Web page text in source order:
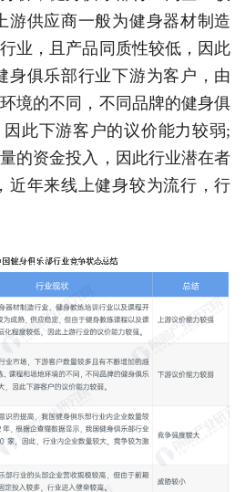
游供应商一般为健身器材制造
业，且产品同质性较低，因此
身俱乐部行业下游为客户，由
境的不同，不同品牌的健身俱
此下游客户的议价能力较弱;
的资金投入，因此行业潜在者
近年来线上健身较为流行，行